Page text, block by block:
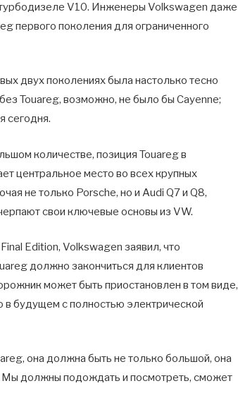
V10. Инженеры Volkswagen даже
первого поколения для ограниченного
двух поколениях была настолько тесно
Touareg, возможно, не было бы Cayenne;
сегодня.
количестве, позиция Touareg в
центральное место во всех крупных
не только Porsche, но и Audi Q7 и Q8,
свои ключевые основы из VW.
Edition, Volkswagen заявил, что
должно закончиться для клиентов
может быть приостановлен в том виде,
будущем с полностью электрической
она должна быть не только большой, она
Мы должны подождать и посмотреть, сможет